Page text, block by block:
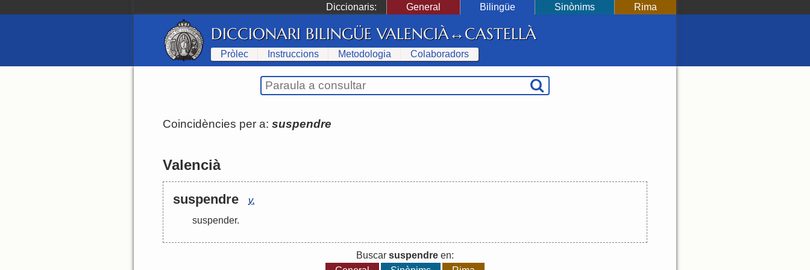
Diccionaris: General Bilingüe Sinònims Rima
DICCIONARI BILINGÜE VALENCIÀ↔CASTELLÀ
Pròlec Instruccions Metodologia Colaboradors
Coincidències per a: suspendre
Valencià
suspendre
v.
suspender.
Buscar suspendre en: